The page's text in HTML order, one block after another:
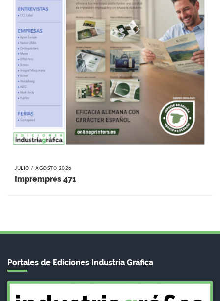
JULIO / AGOSTO 2026
Impremprés 471
Portales de Ediciones Industria Gráfica